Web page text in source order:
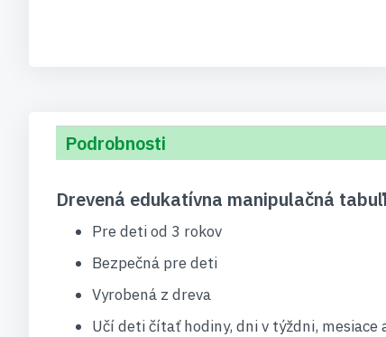
Podrobnosti
Drevená edukatívna manipulačná
Pre deti od 3 rokov
Bezpečná pre deti
Vyrobená z dreva
Učí deti čítať hodiny, dni v týždni, mesiace